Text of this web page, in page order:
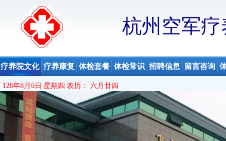
杭州空军
疗养院文化 疗养康复 体检套餐 体检常识 招聘信息 留言咨询
126年8月6日 星期四 农历： 六月廿四